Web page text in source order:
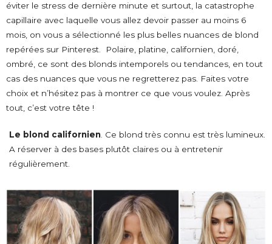
éviter le stress de dernière minute et surtout, la catastrophe
capillaire avec laquelle vous allez devoir passer au moins 6
mois, on vous a sélectionné les plus belles nuances de blond
repérées sur Pinterest. Polaire, platine, californien, doré,
ombré, ce sont des blonds intemporels ou tendances, en tout
cas des nuances que vous ne regretterez pas. Faites votre
choix et n’hésitez pas à montrer ce que vous voulez. Après
tout, c’est votre tête !
Le blond californien. Ce blond très connu est très lumineux.
A réserver à des bases plutôt claires ou à entretenir
régulièrement.